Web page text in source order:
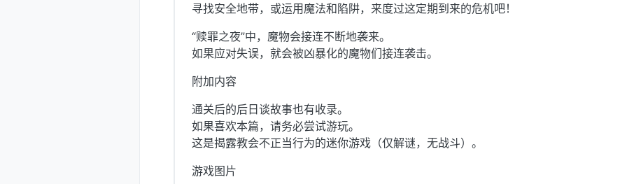
寻找安全地带，或运用魔法和陷阱，来度过这定期到来的危机吧！
“赎罪之夜”中，魔物会接连不断地袭来。
如果应对失误，就会被凶暴化的魔物们接连袭击。
附加内容
通关后的后日谈故事也有收录。
如果喜欢本篇，请务必尝试游玩。
这是揭露教会不正当行为的迷你游戏（仅解谜，无战斗）。
游戏图片